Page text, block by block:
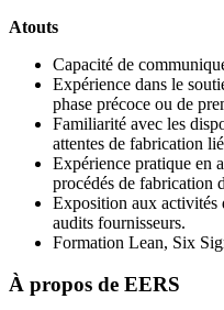
Atouts
Capacité de
Expérience dans le
phase précoce ou de
Familiarité avec les
attentes de fabrication
Expérience pratique en
procédés de fabrication
Exposition aux activités
audits fournisseurs.
Formation Lean, Six
À propos de EERS